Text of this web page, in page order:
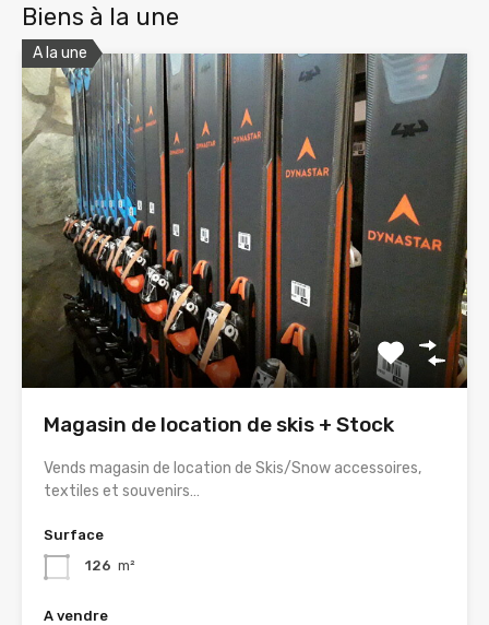
Biens à la une
A la une
Magasin de location de skis + Stock
Vends magasin de location de Skis/Snow accessoires,
textiles et souvenirs…
Surface
126 m²
A vendre